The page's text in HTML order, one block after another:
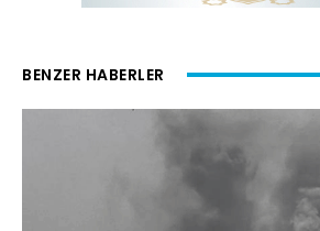
BENZER HABERLER